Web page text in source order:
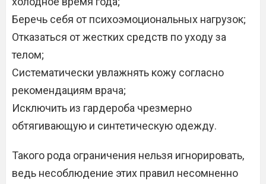
Беречь себя от психоэмоциональных нагрузок;
Отказаться от жестких средств по уходу за
телом;
Систематически увлажнять кожу согласно
рекомендациям врача;
Исключить из гардероба чрезмерно
обтягивающую и синтетическую одежду.
Такого рода ограничения нельзя игнорировать,
ведь несоблюдение этих правил несомненно